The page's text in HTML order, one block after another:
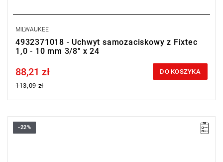
MILWAUKEE
4932371018 - Uchwyt samozaciskowy z Fixtec
1,0 - 10 mm 3/8" x 24
Price tax included
88,21 zł
113,09 zł
DO KOSZYKA
Adapter uchwytu posiadający bezpośredni chwyt wiertła 1/4"
-22%